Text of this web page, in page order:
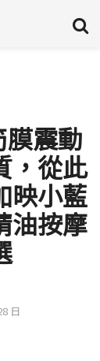
膜震動
，從此
映小藍
油按摩
日